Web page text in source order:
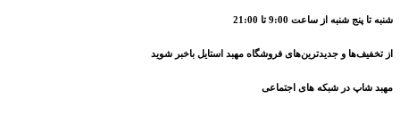
شنبه تا پنج شنبه از ساعت 9:00 تا 21:00
از تخفیف‌ها و جدیدترین‌های فروشگاه مهبد استایل باخبر شوید
مهبد شاپ در شبکه های اجتماعی